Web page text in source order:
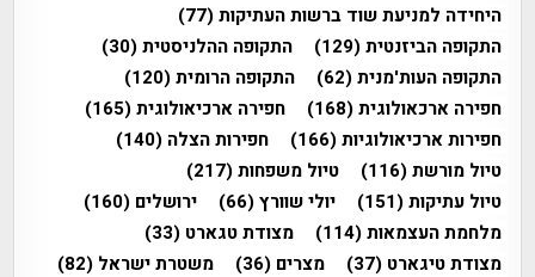
היחידה למניעת שוד ברשות העתיקות(77)
התקופה הביזנטית(129) התקופה ההלניסטית(30)
התקופה העות'מנית(62) התקופה הרומית(120)
חפירה ארכאולוגית(168) חפירה ארכיאולוגית(165)
חפירות ארכיאולוגיות(166) חפירות הצלה (140)
טיול מורשת(116) טיול משפחות(217)
טיול עתיקות(151) יולי שוורץ(66) ירושלים (160)
מלחמת העצמאות(114) מצודת טגארט (33)
מצודת טיגארט (37) מצרים (36) משטרת ישראל (82)